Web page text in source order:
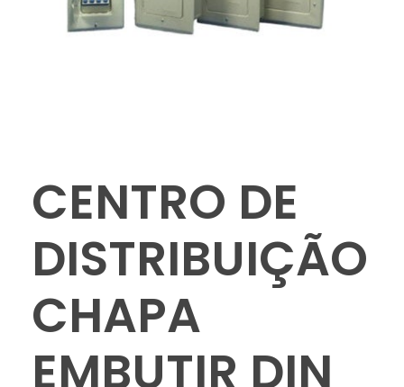
CENTRO DE
DISTRIBUIÇÃO
CHAPA
EMBUTIR DIN